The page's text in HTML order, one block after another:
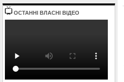
ОСТАННI ВЛАСНI ВIДЕО